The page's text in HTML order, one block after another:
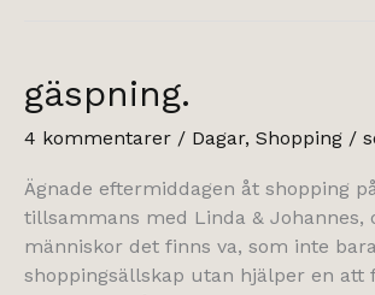
gäspning.
4 kommentarer / Dagar, Shopping /
Ägnade eftermiddagen åt shopping
tillsammans med Linda & Johannes,
människor det finns va, som inte
shoppingsällskap utan hjälper en att